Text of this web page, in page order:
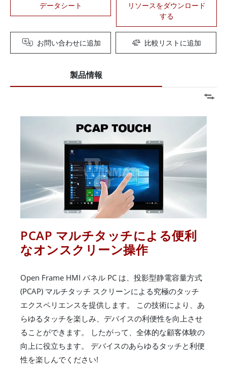
データシート
リソースをダウンロード
する
お問い合わせに追加 比較リストに追加
製品情報
PCAP マルチタッチによる便利
なオンスクリーン操作
Open Frame HMI パネル PC は、投影型静電容量方式
(PCAP) マルチタッチ スクリーンによる究極のタッチ
エクスペリエンスを提供します。 この技術により、あ
らゆるタッチを楽しみ、デバイスの利便性を向上させ
ることができます。 したがって、全体的な顧客体験の
向上に役立ちます。 デバイスのあらゆるタッチと利便
性を楽しんでください!